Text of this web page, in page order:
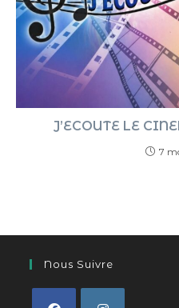
J’ECOUTE LE
7
Nous Suivre